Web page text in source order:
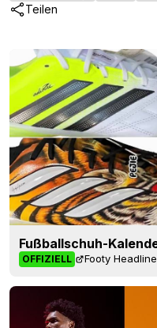
Teilen
Fußballschuh-
OFFIZIELL Footy